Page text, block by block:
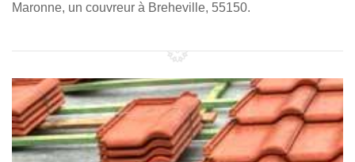
Maronne, un couvreur à Breheville, 55150.